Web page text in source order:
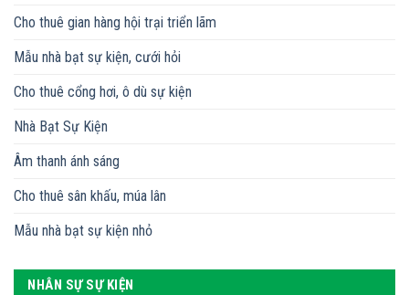
Cho thuê gian hàng hội trại triển lãm
Mẫu nhà bạt sự kiện, cưới hỏi
Cho thuê cổng hơi, ô dù sự kiện
Nhà Bạt Sự Kiện
Âm thanh ánh sáng
Cho thuê sân khấu, múa lân
Mẫu nhà bạt sự kiện nhỏ
NHÂN SỰ SỰ KIỆN